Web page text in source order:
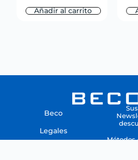
Añadir al carrito
Beco
Legales
Métodos